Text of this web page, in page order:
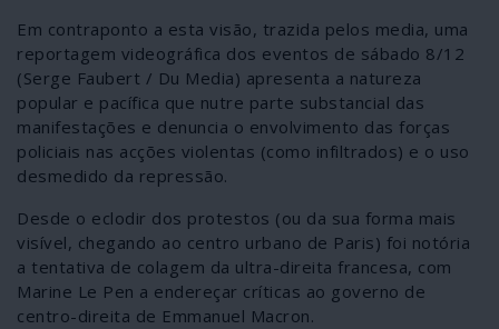
Em contraponto a esta visão, trazida pelos media, uma
reportagem videográfica dos eventos de sábado 8/12
(Serge Faubert / Du Media) apresenta a natureza
popular e pacífica que nutre parte substancial das
manifestações e denuncia o envolvimento das forças
policiais nas acções violentas (como infiltrados) e o uso
desmedido da repressão.
Desde o eclodir dos protestos (ou da sua forma mais
visível, chegando ao centro urbano de Paris) foi notória
a tentativa de colagem da ultra-direita francesa, com
Marine Le Pen a endereçar críticas ao governo de
centro-direita de Emmanuel Macron.